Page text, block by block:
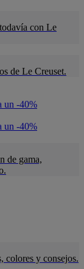
con Le
de Le Creuset.
un -40%
un -40%
de gama,
colores y consejos.